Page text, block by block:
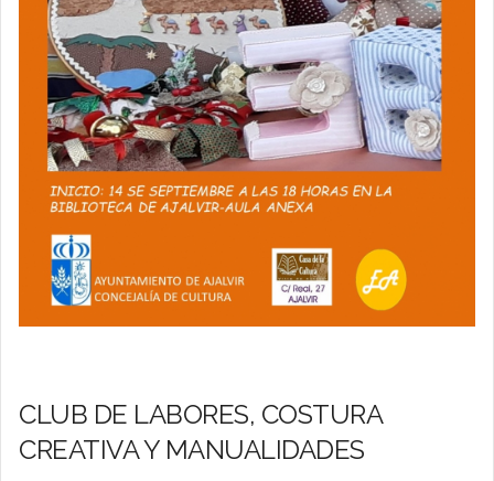
CLUB DE LABORES, COSTURA
CREATIVA Y MANUALIDADES